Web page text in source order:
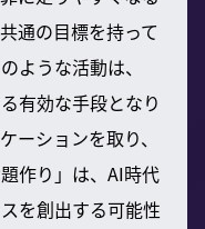
通の目標を持って
ような活動は、
有効な手段となり
ーションを取り、
作り」は、AI時代
を創出する可能性